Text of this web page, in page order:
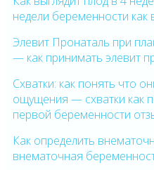
недели беременности как
Элевит Пронаталь при
— как принимать элевит
Схватки: как понять что
ощущения — схватки как
первой беременности
Как определить
внематочная